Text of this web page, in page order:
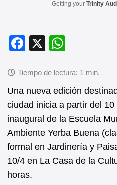
Getting your Trinity
F
c
e
b
o
o
k
X
at
s
A
p
p
Una nueva edición
ciudad inicia a partir del
inaugural de la Escuela
Ambiente Yerba Buena
formal en Jardinería y
10/4 en La Casa de la
horas.